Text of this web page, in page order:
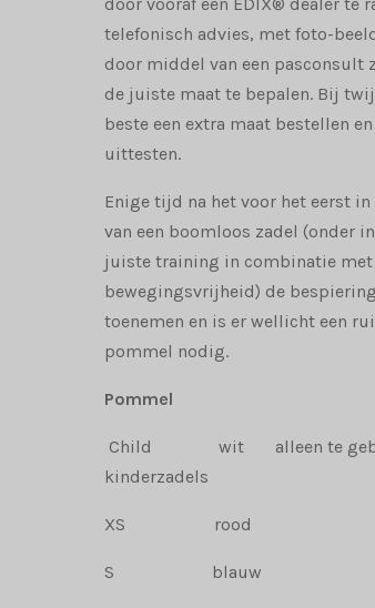
telefonisch advies, met foto-
door middel van een pasconsult
de juiste maat te bepalen. Bij
beste een extra maat bestellen
uittesten.
Enige tijd na het voor het eerst
van een boomloos zadel (onder
juiste training in combinatie met
bewegingsvrijheid) de
toenemen en is er wellicht een
pommel nodig.
Pommel
Child wit alleen te
kinderzadels
XS rood
S blauw